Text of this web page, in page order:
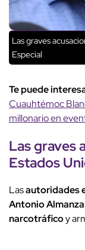
Las graves
Especial
Te puede
Cuauhtémoc
millonario en
Las graves
Estados
Lasautoridades
Antonio
narcotráficoy